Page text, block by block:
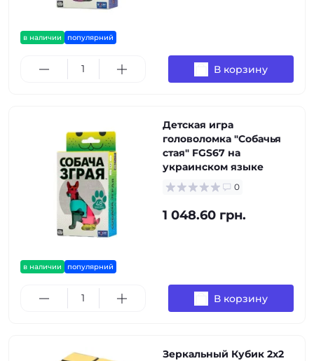
в наличии популярний
В корзину
в наличии популярний
Детская игра
головоломка "Собачья
стая" FGS67 на
украинском языке
0
1 048.60 грн.
В корзину
Зеркальный Кубик 2х2